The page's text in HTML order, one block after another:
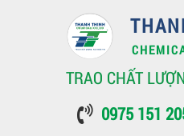
TRAO CHẤT
0975 151